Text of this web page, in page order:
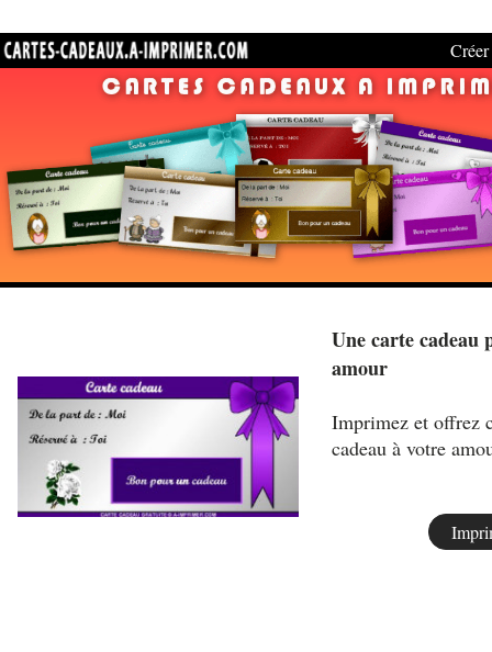
Créer
Une carte cadeau
amour
Imprimez et offrez
cadeau à votre